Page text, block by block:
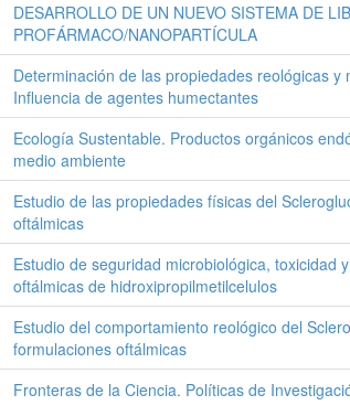
DESARROLLO DE UN NUEVO SISTEMA DE
PROFÁRMACO/NANOPARTÍCULA
Determinación de las propiedades reológicas
Influencia de agentes humectantes
Ecología Sustentable. Productos orgánicos
medio ambiente
Estudio de las propiedades físicas del
oftálmicas
Estudio de seguridad microbiológica, toxicidad
oftálmicas de hidroxipropilmetilcelulos
Estudio del comportamiento reológico del
formulaciones oftálmicas
Fronteras de la Ciencia. Políticas de